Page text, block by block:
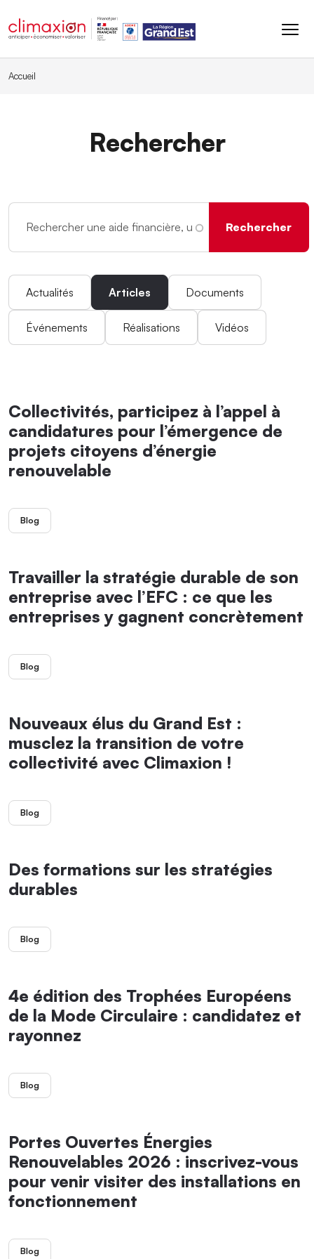
Accueil
Rechercher
Actualités Articles Documents
Événements Réalisations Vidéos
Collectivités, participez à l’appel à
candidatures pour l’émergence de
projets citoyens d’énergie
renouvelable
Blog
Travailler la stratégie durable de son
entreprise avec l’EFC : ce que les
entreprises y gagnent concrètement
Blog
Nouveaux élus du Grand Est :
musclez la transition de votre
collectivité avec Climaxion !
Blog
Des formations sur les stratégies
durables
Blog
4e édition des Trophées Européens
de la Mode Circulaire : candidatez et
rayonnez
Blog
Portes Ouvertes Énergies
Renouvelables 2026 : inscrivez-vous
pour venir visiter des installations en
fonctionnement
Blog